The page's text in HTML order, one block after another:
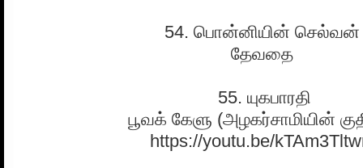
54. பொன்னியின்
தேவதை
55. யுகபாரதி
பூவக் கேளு (அழகர்சாமியின்
https://youtu.be/